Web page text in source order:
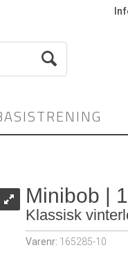
Minibob |
Klassisk
Varenr: 165285-10